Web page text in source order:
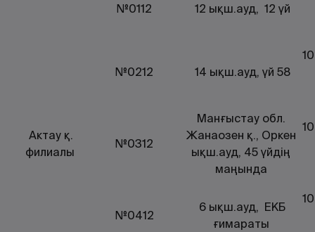
Актау қ.
филиалы
№0112 12 ықш.ауд, 12 үй
№0212 14 ықш.ауд, үй 58
№0312
Манғыстау обл.
Жанаозен қ., Оркен
ықш.ауд, 45 үйдің
маңында
№0412
6 ықш.ауд, ЕКБ
ғимараты